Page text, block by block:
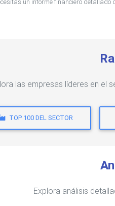
un informe financiero detallado
las empresas líderes en el
TOP 100 DEL SECTOR
Explora análisis